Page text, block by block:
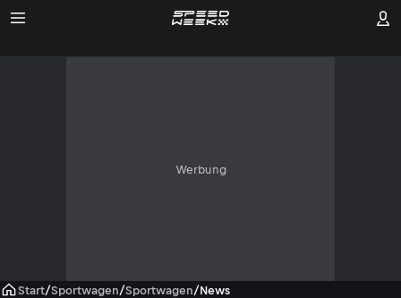
Werbung
Start/Sportwagen/Sportwagen/News